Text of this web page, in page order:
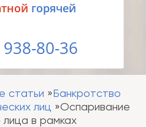
горячей
80-36
статьи
Банкротство
лиц
Оспаривание
в рамках